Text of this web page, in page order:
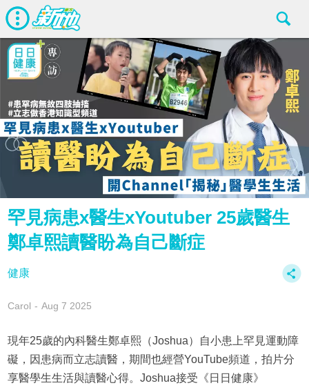
罕見病患x醫生xYoutuber 25歲醫生
鄭卓熙讀醫盼為自己斷症
健康
Carol Aug 7 2025
現年25歲的內科醫生鄭卓熙（Joshua）自小患上罕見運動障
礙，因患病而立志讀醫，期間也經營YouTube頻道，拍片分
享醫學生生活與讀醫心得。Joshua接受《日日健康》